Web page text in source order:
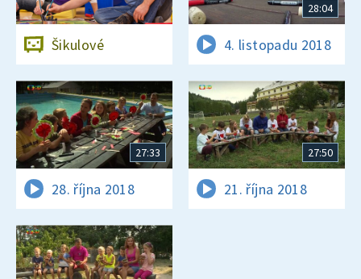
Šikulové
28:04
4. listopadu 2018
27:33
28. října 2018
27:50
21. října 2018